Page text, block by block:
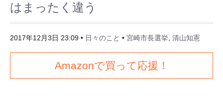
はまったく違う
2017年12月3日 23:09 • 日々のこと • 宮崎市長選挙, 清山知憲
Amazonで買って応援！